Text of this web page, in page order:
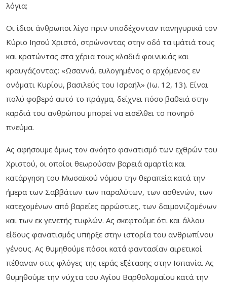
λόγια;
Οι ίδιοι άνθρωποι λίγο πριν υποδέχονταν πανηγυρικά τον
Κύριο Ιησού Χριστό, στρώνοντας στην οδό τα ιμάτιά τους
και κρατώντας στα χέρια τους κλαδιά φοινικιάς και
κραυγάζοντας: «Ωσαννά, ευλογημένος ο ερχόμενος εν
ονόματι Κυρίου, βασιλεύς του Ισραήλ» (Ιω. 12, 13). Είναι
πολύ φοβερό αυτό το πράγμα, δείχνει πόσο βαθειά στην
καρδιά του ανθρώπου μπορεί να εισέλθει το πονηρό
πνεύμα.
Ας αφήσουμε όμως τον ανόητο φανατισμό των εχθρών του
Χριστού, οι οποίοι θεωρούσαν βαρειά αμαρτία και
κατάργηση του Μωσαϊκού νόμου την θεραπεία κατά την
ήμερα των Σαββάτων των παραλύτων, των ασθενών, των
κατεχομένων από βαρείες αρρώστιες, των δαιμονιζομένων
και των εκ γενετής τυφλών. Ας σκεφτούμε ότι και άλλου
είδους φανατισμός υπήρξε στην ιστορία του ανθρωπίνου
γένους. Ας θυμηθούμε πόσοι κατά φαντασίαν αιρετικοί
πέθαναν στις φλόγες της ιεράς εξέτασης στην Ισπανία. Ας
θυμηθούμε την νύχτα του Αγίου Βαρθολομαίου κατά την